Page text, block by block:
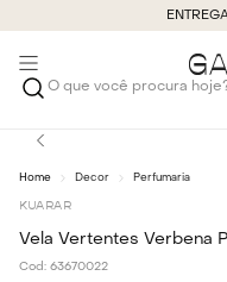
O que você procura
Decor Perfumaria
KUARAR
Vela Vertentes Verbena
Cod: 63670022